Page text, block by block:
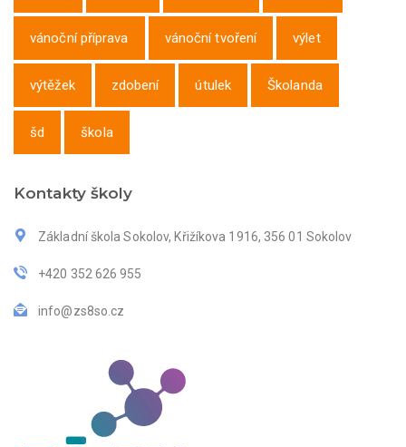
vánoční příprava vánoční tvoření výlet
výtěžek zdobení útulek Školanda
šd škola
Kontakty školy
Základní škola Sokolov, Křižíkova 1916, 356 01 Sokolov
+420 352 626 955
info@zs8so.cz